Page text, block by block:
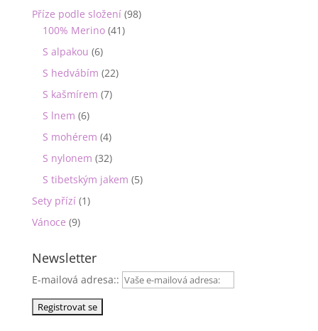
Příze podle složení (98)
100% Merino (41)
S alpakou (6)
S hedvábím (22)
S kašmírem (7)
S lnem (6)
S mohérem (4)
S nylonem (32)
S tibetským jakem (5)
Sety přízí (1)
Vánoce (9)
Newsletter
E-mailová adresa::